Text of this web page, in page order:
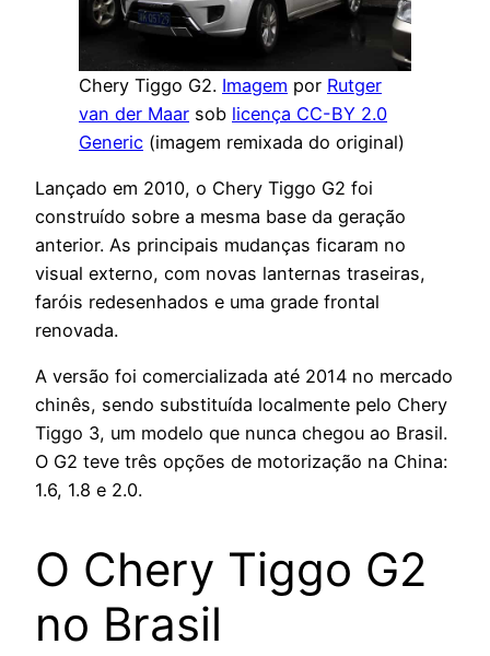
Chery Tiggo G2. Imagem por Rutger
van der Maar sob licença CC-BY 2.0
Generic (imagem remixada do original)
Lançado em 2010, o Chery Tiggo G2 foi
construído sobre a mesma base da geração
anterior. As principais mudanças ficaram no
visual externo, com novas lanternas traseiras,
faróis redesenhados e uma grade frontal
renovada.
A versão foi comercializada até 2014 no mercado
chinês, sendo substituída localmente pelo Chery
Tiggo 3, um modelo que nunca chegou ao Brasil.
O G2 teve três opções de motorização na China:
1.6, 1.8 e 2.0.
O Chery Tiggo G2
no Brasil